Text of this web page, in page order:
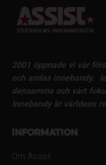
2001 öppnade vi vår
och andas innebandy.
densamma och vårt
Innebandy är världens
Information
Om Assist